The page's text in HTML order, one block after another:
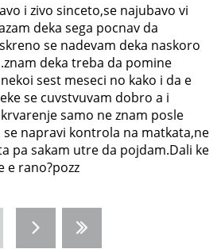
i zivo sinceto,se najubavo vi
deka sega pocnav da
se nadevam deka naskoro
deka treba da pomine
sest meseci no kako i da e
se cuvstvuvam dobro a i
samo ne znam posle
se napravi kontrola na matkata,ne
pa sakam utre da pojdam.Dali ke
e rano?pozz